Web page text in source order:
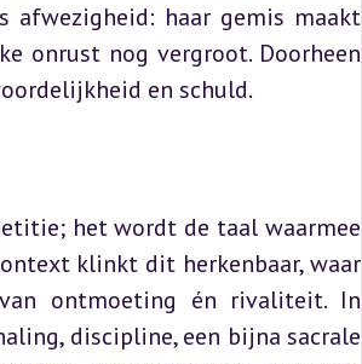
afwezigheid: haar gemis maakt
onrust nog vergroot. Doorheen
en schuld.
het wordt de taal waarmee
klinkt dit herkenbaar, waar
ontmoeting én rivaliteit. In
discipline, een bijna sacrale